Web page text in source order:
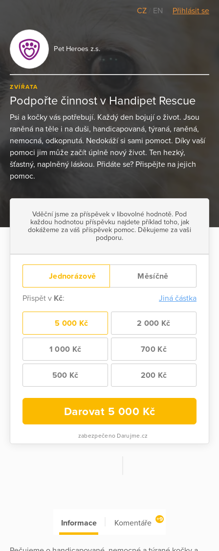
CZ EN Přihlásit se
Pet Heroes z.s.
ZVÍŘATA
Podpořte činnost v Handipet Rescue
Psi a kočky vás potřebují. Každý den bojují o život. Jsou
raněná na těle i na duši, handicapovaná, týraná, raněná,
nemocná, odkopnutá. Nedokáží si sami pomoct. Díky vaší
pomoci jim může začít úplně nový život. Ten hezký,
šťastný, naplněný láskou. Přidáte se? Přispějte na jejich
pomoc.
Vděční jsme za příspěvek v libovolné hodnotě. Pod
každou hodnotou příspěvku najdete příklad toho, jak
dokážeme za váš příspěvek pomoc. Děkujeme za vaši
podporu.
Jednorázově Měsíčně
Přispět v Kč: Jiná částka
5 000 Kč 2 000 Kč
1 000 Kč 700 Kč
500 Kč 200 Kč
Darovat 5 000 Kč
zabezpečeno Darujme.cz
Informace Komentáře +9